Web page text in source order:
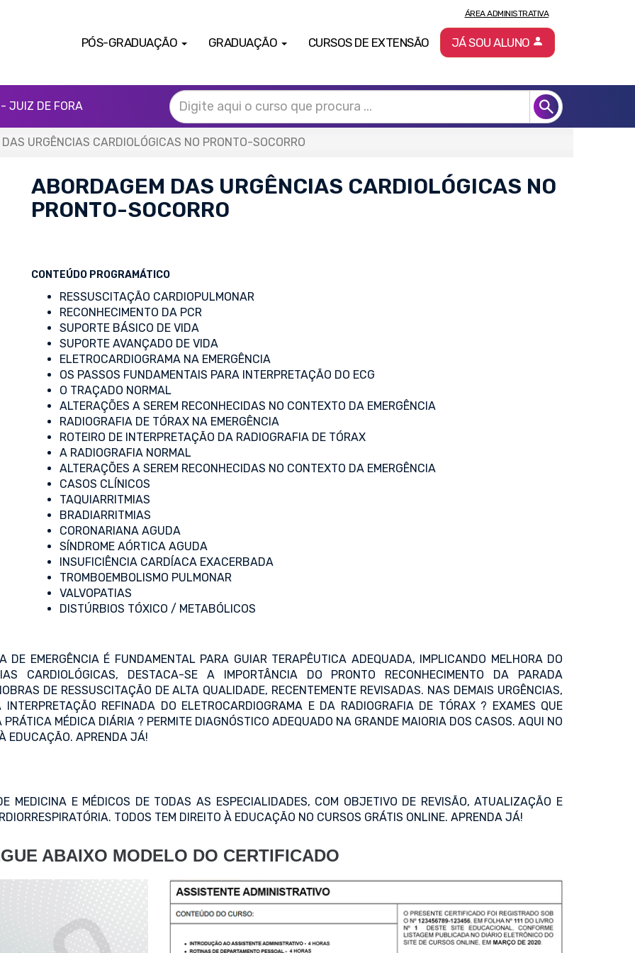
PÓS-GRADUAÇÃO GRADUAÇÃO CURSOS DE EXTENSÃO
ÁREA ADMINISTRATIVA
JÁ SOU ALUNO
JUIZ DE FORA
URGÊNCIAS CARDIOLÓGICAS NO PRONTO-SOCORRO
ABORDAGEM DAS URGÊNCIAS CARDIOLÓGICAS NO
PRONTO-SOCORRO
CONTEÚDO PROGRAMÁTICO
RESSUSCITAÇÃO CARDIOPULMONAR
RECONHECIMENTO DA PCR
SUPORTE BÁSICO DE VIDA
SUPORTE AVANÇADO DE VIDA
ELETROCARDIOGRAMA NA EMERGÊNCIA
OS PASSOS FUNDAMENTAIS PARA INTERPRETAÇÃO DO ECG
O TRAÇADO NORMAL
ALTERAÇÕES A SEREM RECONHECIDAS NO CONTEXTO DA EMERGÊNCIA
RADIOGRAFIA DE TÓRAX NA EMERGÊNCIA
ROTEIRO DE INTERPRETAÇÃO DA RADIOGRAFIA DE TÓRAX
A RADIOGRAFIA NORMAL
ALTERAÇÕES A SEREM RECONHECIDAS NO CONTEXTO DA EMERGÊNCIA
CASOS CLÍNICOS
TAQUIARRITMIAS
BRADIARRITMIAS
CORONARIANA AGUDA
SÍNDROME AÓRTICA AGUDA
INSUFICIÊNCIA CARDÍACA EXACERBADA
TROMBOEMBOLISMO PULMONAR
VALVOPATIAS
DISTÚRBIOS TÓXICO / METABÓLICOS
DE EMERGÊNCIA É FUNDAMENTAL PARA GUIAR TERAPÊUTICA ADEQUADA, IMPLICANDO MELHORA DO
CARDIOLÓGICAS, DESTACA-SE A IMPORTÂNCIA DO PRONTO RECONHECIMENTO DA PARADA
DE RESSUSCITAÇÃO DE ALTA QUALIDADE, RECENTEMENTE REVISADAS. NAS DEMAIS URGÊNCIAS,
REFINADA DO ELETROCARDIOGRAMA E DA RADIOGRAFIA DE TÓRAX ? EXAMES QUE
MÉDICA DIÁRIA ? PERMITE DIAGNÓSTICO ADEQUADO NA GRANDE MAIORIA DOS CASOS. AQUI NO
EDUCAÇÃO. APRENDA JÁ!
MEDICINA E MÉDICOS DE TODAS AS ESPECIALIDADES, COM OBJETIVO DE REVISÃO, ATUALIZAÇÃO E
TODOS TEM DIREITO À EDUCAÇÃO NO CURSOS GRÁTIS ONLINE. APRENDA JÁ!
ABAIXO MODELO DO CERTIFICADO